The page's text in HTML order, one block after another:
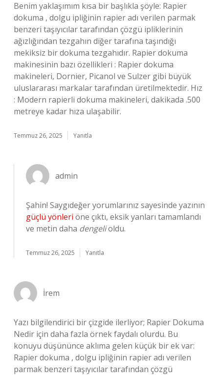
Benim yaklaşımım kısa bir başlıkla şöyle: Rapier
dokuma , dolgu ipliğinin rapier adı verilen parmak
benzeri taşıyıcılar tarafından çözgü ipliklerinin
ağızlığından tezgahın diğer tarafına taşındığı
mekiksiz bir dokuma tezgahıdır. Rapier dokuma
makinesinin bazı özellikleri : Rapier dokuma
makineleri, Dornier, Picanol ve Sulzer gibi büyük
uluslararası markalar tarafından üretilmektedir. Hız
: Modern rapierli dokuma makineleri, dakikada .500
metreye kadar hıza ulaşabilir.
Temmuz 26, 2025 Yanıtla
admin
Şahin! Saygıdeğer yorumlarınız sayesinde yazının
güçlü yönleri öne çıktı, eksik yanları tamamlandı
ve metin daha dengelioldu.
Temmuz 26, 2025 Yanıtla
İrem
Yazı bilgilendirici bir çizgide ilerliyor; Rapier Dokuma
Nedir için daha fazla örnek faydalı olurdu. Bu
konuyu düşününce aklıma gelen küçük bir ek var:
Rapier dokuma , dolgu ipliğinin rapier adı verilen
parmak benzeri taşıyıcılar tarafından çözgü